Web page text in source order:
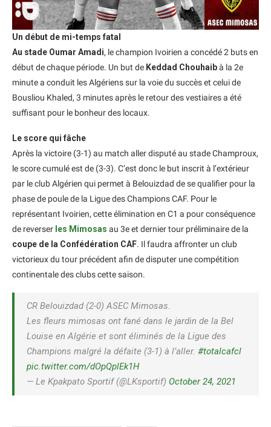
Un début de mi-temps fatal
Au stade Oumar Amadi, le champion Ivoirien a concédé 2 buts en
début de chaque période. Un but de Keddad Chouhaibà la 2e
minute a conduit les Algériens sur la voie du succès et celui de
Bousliou Khaled, 3 minutes après le retour des vestiaires a été
suffisant pour le bonheur des locaux.
Le score qui fâche
Après la victoire (3-1) au match aller disputé au stade Champroux,
le score cumulé est de (3-3). C’est donc le but inscrit à l’extérieur
par le club Algérien qui permet à Belouizdad de se qualifier pour la
phase de poule de la Ligue des Champions CAF. Pour le
représentant Ivoirien, cette élimination en C1 a pour conséquence
de reverser les Mimosas au 3e et dernier tour préliminaire de la
coupe de la Confédération CAF. Il faudra affronter un club
victorieux du tour précédent afin de disputer une compétition
continentale des clubs cette saison.
CR Belouizdad (2-0) ASEC Mimosas.
Les fleurs mimosas ont fané dans le jardin de la Bel
Louise en Algérie et sont éliminés de la Ligue des
Champions malgré la défaite (3-1) à l’aller. #totalcafcl
pic.twitter.com/dOpQplEk1H
— Le Kpakpato Sportif (@LKsportif) October 24, 2021